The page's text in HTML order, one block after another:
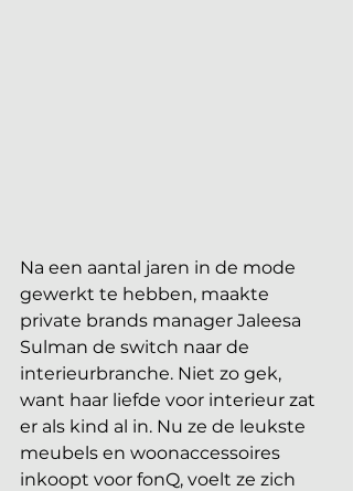
Na een aantal jaren in de mode
gewerkt te hebben, maakte
private brands manager Jaleesa
Sulman de switch naar de
interieurbranche. Niet zo gek,
want haar liefde voor interieur zat
er als kind al in. Nu ze de leukste
meubels en woonaccessoires
inkoopt voor fonQ, voelt ze zich